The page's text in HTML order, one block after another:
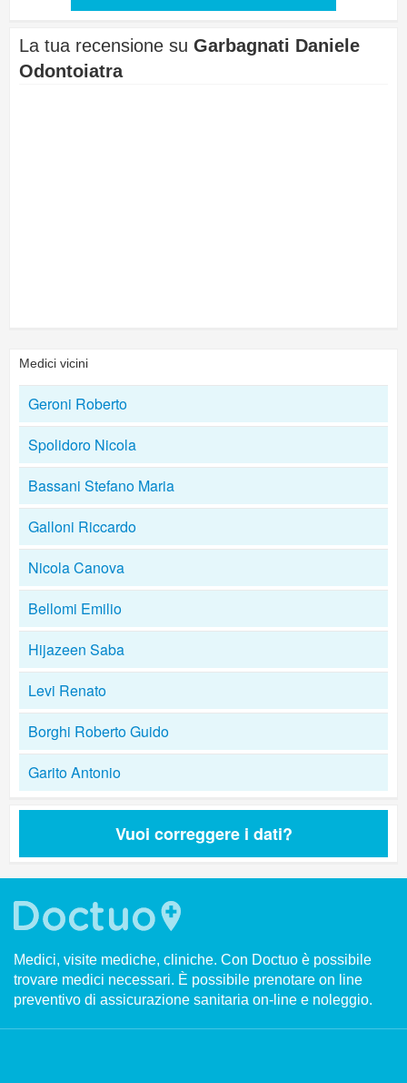
La tua recensione su Garbagnati Daniele
Odontoiatra
Medici vicini
Geroni Roberto
Spolidoro Nicola
Bassani Stefano Maria
Galloni Riccardo
Nicola Canova
Bellomi Emilio
Hijazeen Saba
Levi Renato
Borghi Roberto Guido
Garito Antonio
Vuoi correggere i dati?
Medici, visite mediche, cliniche. Con Doctuo è possibile
trovare medici necessari. È possibile prenotare on line
preventivo di assicurazione sanitaria on-line e noleggio.